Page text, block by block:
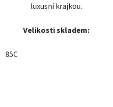
luxusní krajkou.
Velikosti skladem:
85C